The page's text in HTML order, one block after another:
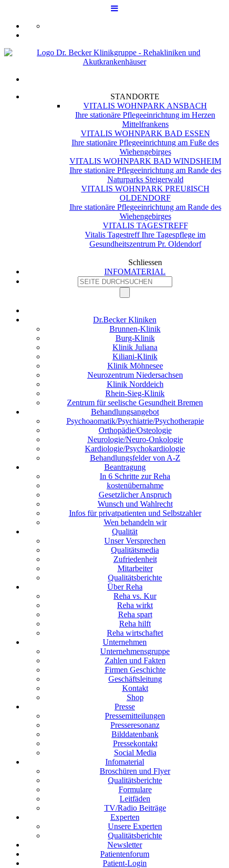
STANDORTE
VITALIS WOHNPARK ANSBACH
Ihre stationäre Pflegeeinrichtung im Herzen
Mittelfrankens
VITALIS WOHNPARK BAD ESSEN
Ihre stationäre Pflegeeinrichtung am Fuße des
Wiehengebirges
VITALIS WOHNPARK BAD WINDSHEIM
Ihre stationäre Pflegeeinrichtung am Rande des
Naturparks Steigerwald
VITALIS WOHNPARK PREUßISCH
OLDENDORF
Ihre stationäre Pflegeeinrichtung am Rande des
Wiehengebirges
VITALIS TAGESTREFF
Vitalis Tagestreff Ihre Tagespflege im
Gesundheitszentrum Pr. Oldendorf
Schliessen
INFOMATERIAL
Dr.Becker Kliniken
Brunnen-Klinik
Burg-Klinik
Klinik Juliana
Kiliani-Klinik
Klinik Möhnesee
Neurozentrum Niedersachsen
Klinik Norddeich
Rhein-Sieg-Klinik
Zentrum für seelische Gesundheit Bremen
Behandlungsangebot
Psychoaomatik/Psychiatrie/Psychotherapie
Orthopädie/Osteologie
Neurologie/Neuro-Onkologie
Kardiologie/Psychokardiologie
Behandlungsfelder von A-Z
Beantragung
In 6 Schritte zur Reha
kostenübernahme
Gesetzlicher Anspruch
Wunsch und Wahlrecht
Infos für privatpatienten und Selbstzahler
Wen behandeln wir
Qualität
Unser Versprechen
Qualitätsmedia
Zufriedenheit
Mitarbeiter
Qualitätsberichte
Über Reha
Reha vs. Kur
Reha wirkt
Reha spart
Reha hilft
Reha wirtschaftet
Unternehmen
Unternehmensgruppe
Zahlen und Fakten
Firmen Geschichte
Geschäftsleitung
Kontakt
Shop
Presse
Pressemitteilungen
Presseresonanz
Bilddatenbank
Pressekontakt
Social Media
Infomaterial
Broschüren und Flyer
Qualitätsberichte
Formulare
Leitfäden
TV/Radio Beiträge
Experten
Unsere Experten
Qualitätsberichte
Newsletter
Patientenforum
Patient-Login